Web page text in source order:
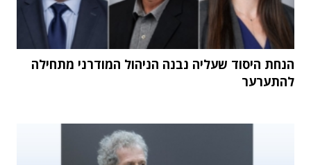
הנחת היסוד שעליה נבנה הניהול המודרני מתחילה
להתערער